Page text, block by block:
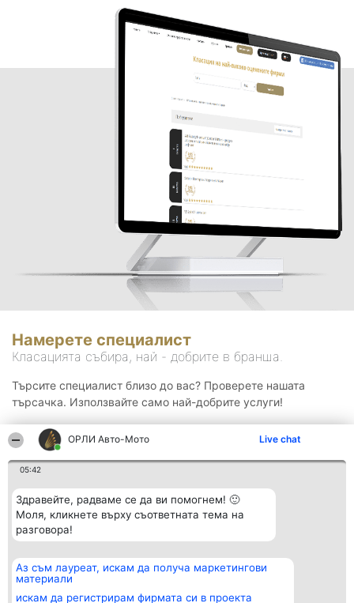
ОРЛИ Aвто-Mото Live chat
05:42
Здравейте, радваме се да ви помогнем! 🙂
Моля, кликнете върху съответната тема на
разговора!
Аз съм лауреат, искам да получа маркетингови
материали
искам да регистрирам фирмата си в проекта
Намерете специалист
Класацията събира, най - добрите в бранша.
Търсите специалист близо до вас? Проверете нашата
търсачка. Използвайте само най-добрите услуги!
Организатор на
класиране
Класация Контакти